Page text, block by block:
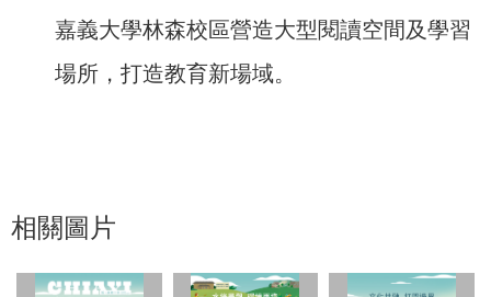
嘉義大學林森校區營造大型閱讀空間及學習
場所，打造教育新場域。
相關圖片